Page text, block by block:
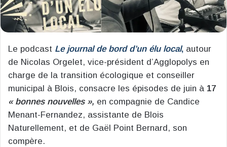
Le podcast Le journal de bord d’un élu local, autour
de Nicolas Orgelet, vice-président d’Agglopolys en
charge de la transition écologique et conseiller
municipal à Blois, consacre les épisodes de juin à 17
« bonnes nouvelles », en compagnie de Candice
Menant-Fernandez, assistante de Blois
Naturellement, et de Gaël Point Bernard, son
compère.